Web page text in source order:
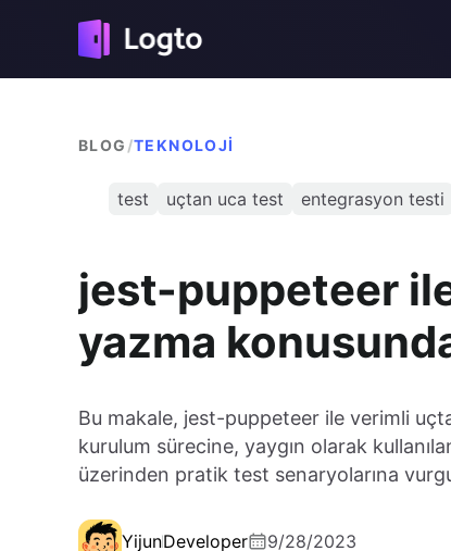
BLOG /TEKNOLOJI
test uçtan uca test entegrasyon testi
jest-puppeteer
yazma
Bu makale, jest-puppeteer ile verimli
kurulum sürecine, yaygın olarak
üzerinden pratik test senaryolarına
YijunDeveloper 9/28/2023